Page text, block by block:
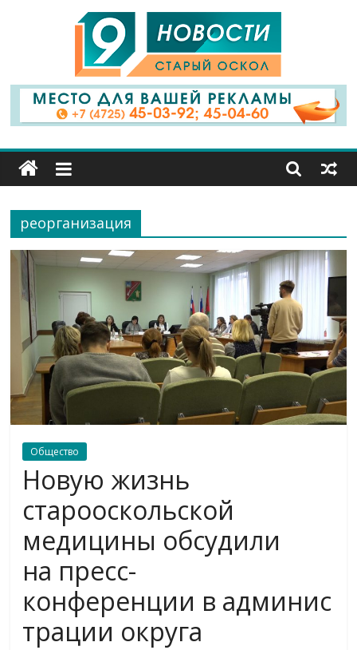
9
Канал
Старый
Оскол
реорганизация
Общество
Новую жизнь
старооскольской
медицины обсудили
на пресс-
конференции в админис
трации округа